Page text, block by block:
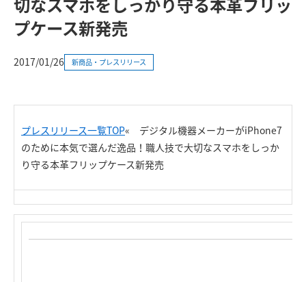
プケース新発売
2017/01/26 新商品・プレスリリース
プレスリリース一覧TOP«
デジタル機器メーカーがiPhone7
のために本気で選んだ逸品！職人技で大切なスマホをしっか
り守る本革フリップケース新発売